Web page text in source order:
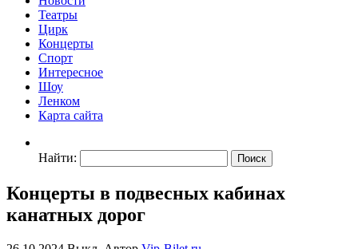
Театры
Цирк
Концерты
Спорт
Интересное
Шоу
Ленком
Карта сайта
Найти:
Концерты в подвесных кабинах
канатных дорог